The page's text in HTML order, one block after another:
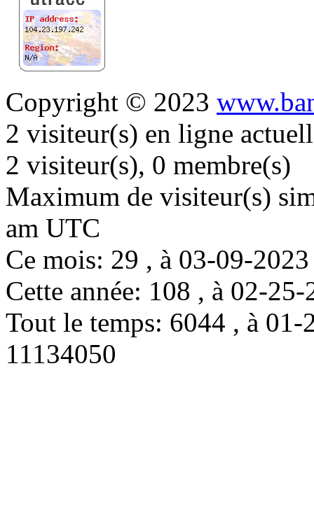
Copyright © 2023
2 visiteur(s) en ligne
2 visiteur(s), 0 membre(s)
Maximum de visiteur(s)
am UTC
Ce mois: 29 , à 03-09-
Cette année: 108 , à 02-
Tout le temps: 6044 , à
11134050